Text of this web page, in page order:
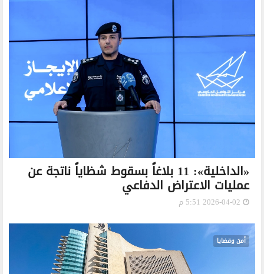
«الداخلية»: 11 بلاغاً بسقوط شظاياً ناتجة عن
عمليات الاعتراض الدفاعي
أمن وقضايا